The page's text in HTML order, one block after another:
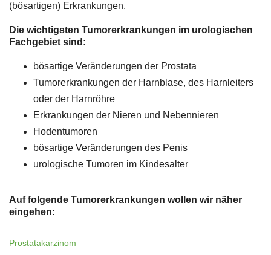
(bösartigen) Erkrankungen.
Die wichtigsten Tumorerkrankungen im urologischen
Fachgebiet sind:
bösartige Veränderungen der Prostata
Tumorerkrankungen der Harnblase, des Harnleiters
oder der Harnröhre
Erkrankungen der Nieren und Nebennieren
Hodentumoren
bösartige Veränderungen des Penis
urologische Tumoren im Kindesalter
Auf folgende Tumorerkrankungen wollen wir näher
eingehen:
Prostatakarzinom